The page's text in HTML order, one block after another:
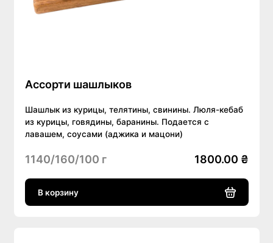
Ассорти шашлыков
Шашлык из курицы, телятины, свинины. Люля-кебаб
из курицы, говядины, баранины. Подается с
лавашем, соусами (аджика и мацони)
1140/160/100 г 1800.00 ₴
В корзину